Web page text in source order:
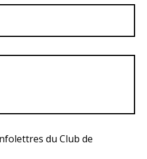
du Club de